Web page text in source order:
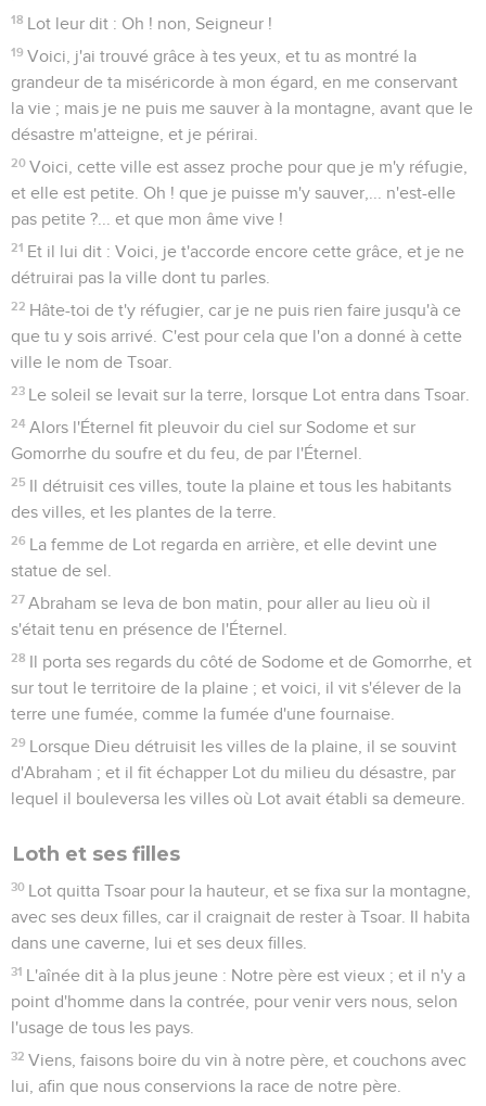
18 Lot leur dit : Oh ! non, Seigneur !
19 Voici, j'ai trouvé grâce à tes yeux, et tu as montré la
grandeur de ta miséricorde à mon égard, en me conservant
la vie ; mais je ne puis me sauver à la montagne, avant que le
désastre m'atteigne, et je périrai.
20 Voici, cette ville est assez proche pour que je m'y réfugie,
et elle est petite. Oh ! que je puisse m'y sauver,... n'est-elle
pas petite ?... et que mon âme vive !
21 Et il lui dit : Voici, je t'accorde encore cette grâce, et je ne
détruirai pas la ville dont tu parles.
22 Hâte-toi de t'y réfugier, car je ne puis rien faire jusqu'à ce
que tu y sois arrivé. C'est pour cela que l'on a donné à cette
ville le nom de Tsoar.
23 Le soleil se levait sur la terre, lorsque Lot entra dans Tsoar.
24 Alors l'Éternel fit pleuvoir du ciel sur Sodome et sur
Gomorrhe du soufre et du feu, de par l'Éternel.
25 Il détruisit ces villes, toute la plaine et tous les habitants
des villes, et les plantes de la terre.
26 La femme de Lot regarda en arrière, et elle devint une
statue de sel.
27 Abraham se leva de bon matin, pour aller au lieu où il
s'était tenu en présence de l'Éternel.
28 Il porta ses regards du côté de Sodome et de Gomorrhe, et
sur tout le territoire de la plaine ; et voici, il vit s'élever de la
terre une fumée, comme la fumée d'une fournaise.
29 Lorsque Dieu détruisit les villes de la plaine, il se souvint
d'Abraham ; et il fit échapper Lot du milieu du désastre, par
lequel il bouleversa les villes où Lot avait établi sa demeure.
Loth et ses filles
30 Lot quitta Tsoar pour la hauteur, et se fixa sur la montagne,
avec ses deux filles, car il craignait de rester à Tsoar. Il habita
dans une caverne, lui et ses deux filles.
31 L'aînée dit à la plus jeune : Notre père est vieux ; et il n'y a
point d'homme dans la contrée, pour venir vers nous, selon
l'usage de tous les pays.
32 Viens, faisons boire du vin à notre père, et couchons avec
lui, afin que nous conservions la race de notre père.